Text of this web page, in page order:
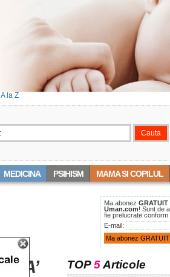
la Z
MEDICINA PSIHISM MAMA SI COPILUL
Ma abonez GRATUIT
Uman.com! Sunt de
fie prelucrate conform
E-mail:
TOP5Articole